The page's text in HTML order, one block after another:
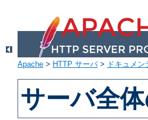
Apache > HTTP サーバ> ドキュメ
サーバ全